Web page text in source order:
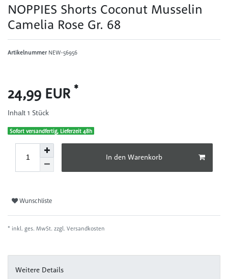
NOPPIES Shorts Coconut Musselin
Camelia Rose Gr. 68
Artikelnummer NEW-56956
24,99 EUR *
Inhalt 1 Stück
Sofort versandfertig, Lieferzeit 48h
In den Warenkorb
Wunschliste
* inkl. ges. MwSt. zzgl. Versandkosten
Weitere Details